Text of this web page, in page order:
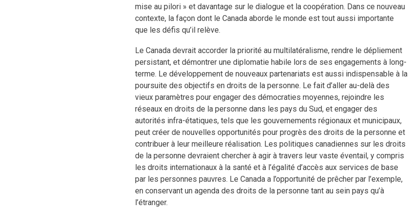
mise au pilori » et davantage sur le dialogue et la coopération. Dans ce nouveau
contexte, la façon dont le Canada aborde le monde est tout aussi importante
que les défis qu’il relève.
Le Canada devrait accorder la priorité au multilatéralisme, rendre le dépliement
persistant, et démontrer une diplomatie habile lors de ses engagements à long-
terme. Le développement de nouveaux partenariats est aussi indispensable à la
poursuite des objectifs en droits de la personne. Le fait d’aller au-delà des
vieux paramètres pour engager des démocraties moyennes, rejoindre les
réseaux en droits de la personne dans les pays du Sud, et engager des
autorités infra-étatiques, tels que les gouvernements régionaux et municipaux,
peut créer de nouvelles opportunités pour progrès des droits de la personne et
contribuer à leur meilleure réalisation. Les politiques canadiennes sur les droits
de la personne devraient chercher à agir à travers leur vaste éventail, y compris
les droits internationaux à la santé et à l’égalité d’accès aux services de base
par les personnes pauvres. Le Canada a l’opportunité de prêcher par l’exemple,
en conservant un agenda des droits de la personne tant au sein pays qu’à
l’étranger.